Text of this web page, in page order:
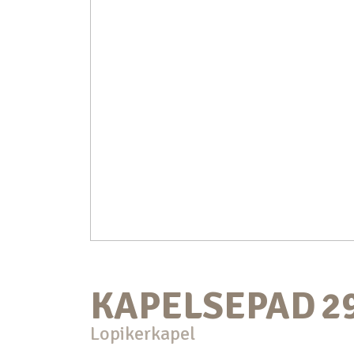
KAPELSEPAD
Lopikerkapel